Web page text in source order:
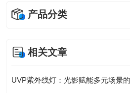
产品分类
相关文章
UVP紫外线灯：光影赋能多元场景